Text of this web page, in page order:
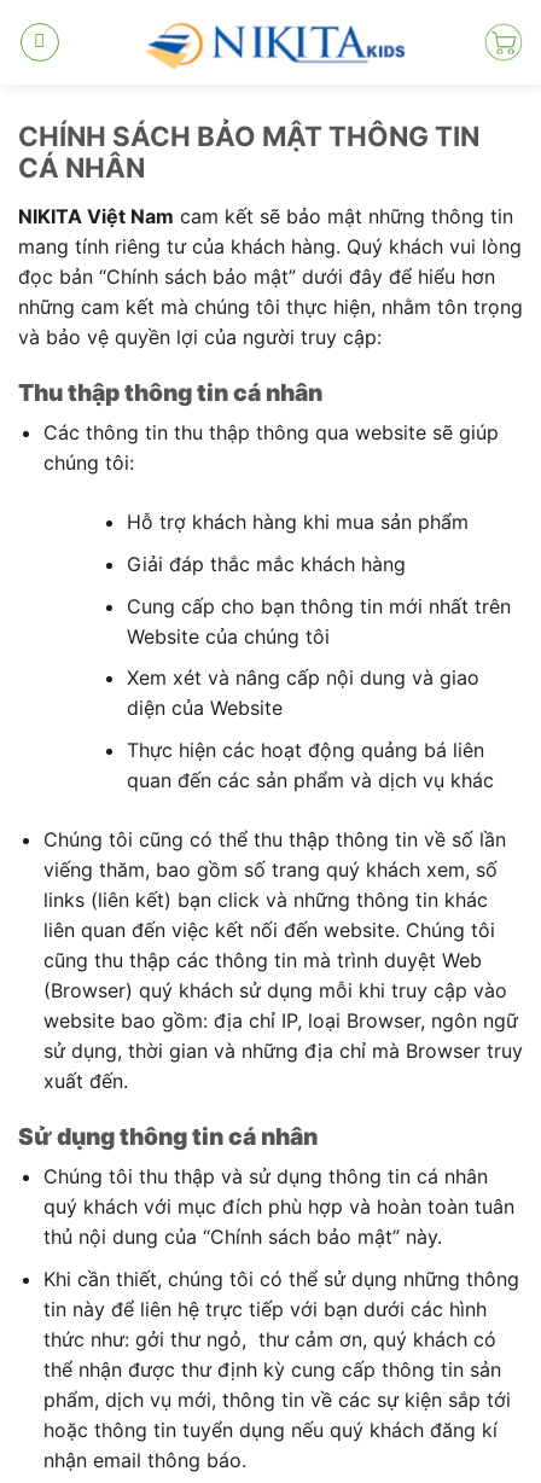
CHÍNH SÁCH BẢO MẬT THÔNG TIN
CÁ NHÂN
NIKITA Việt Nam cam kết sẽ bảo mật những thông tin
mang tính riêng tư của khách hàng. Quý khách vui lòng
đọc bản “Chính sách bảo mật” dưới đây để hiểu hơn
những cam kết mà chúng tôi thực hiện, nhằm tôn trọng
và bảo vệ quyền lợi của người truy cập:
Thu thập thông tin cá nhân
Các thông tin thu thập thông qua website sẽ giúp
chúng tôi:
Hỗ trợ khách hàng khi mua sản phẩm
Giải đáp thắc mắc khách hàng
Cung cấp cho bạn thông tin mới nhất trên
Website của chúng tôi
Xem xét và nâng cấp nội dung và giao
diện của Website
Thực hiện các hoạt động quảng bá liên
quan đến các sản phẩm và dịch vụ khác
Chúng tôi cũng có thể thu thập thông tin về số lần
viếng thăm, bao gồm số trang quý khách xem, số
links (liên kết) bạn click và những thông tin khác
liên quan đến việc kết nối đến website. Chúng tôi
cũng thu thập các thông tin mà trình duyệt Web
(Browser) quý khách sử dụng mỗi khi truy cập vào
website bao gồm: địa chỉ IP, loại Browser, ngôn ngữ
sử dụng, thời gian và những địa chỉ mà Browser truy
xuất đến.
Sử dụng thông tin cá nhân
Chúng tôi thu thập và sử dụng thông tin cá nhân
quý khách với mục đích phù hợp và hoàn toàn tuân
thủ nội dung của “Chính sách bảo mật” này.
Khi cần thiết, chúng tôi có thể sử dụng những thông
tin này để liên hệ trực tiếp với bạn dưới các hình
thức như: gởi thư ngỏ, thư cảm ơn, quý khách có
thể nhận được thư định kỳ cung cấp thông tin sản
phẩm, dịch vụ mới, thông tin về các sự kiện sắp tới
hoặc thông tin tuyển dụng nếu quý khách đăng kí
nhận email thông báo.